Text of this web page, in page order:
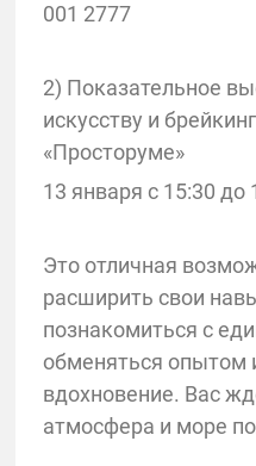
001 2777
2) Показательное
искусству и
«Просторуме»
13 января с 15:30 до
Это отличная
расширить свои
познакомиться с
обменяться опытом
вдохновение. Вас
атмосфера и море